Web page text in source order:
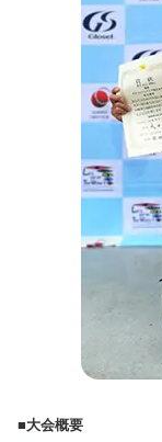
■大会概要